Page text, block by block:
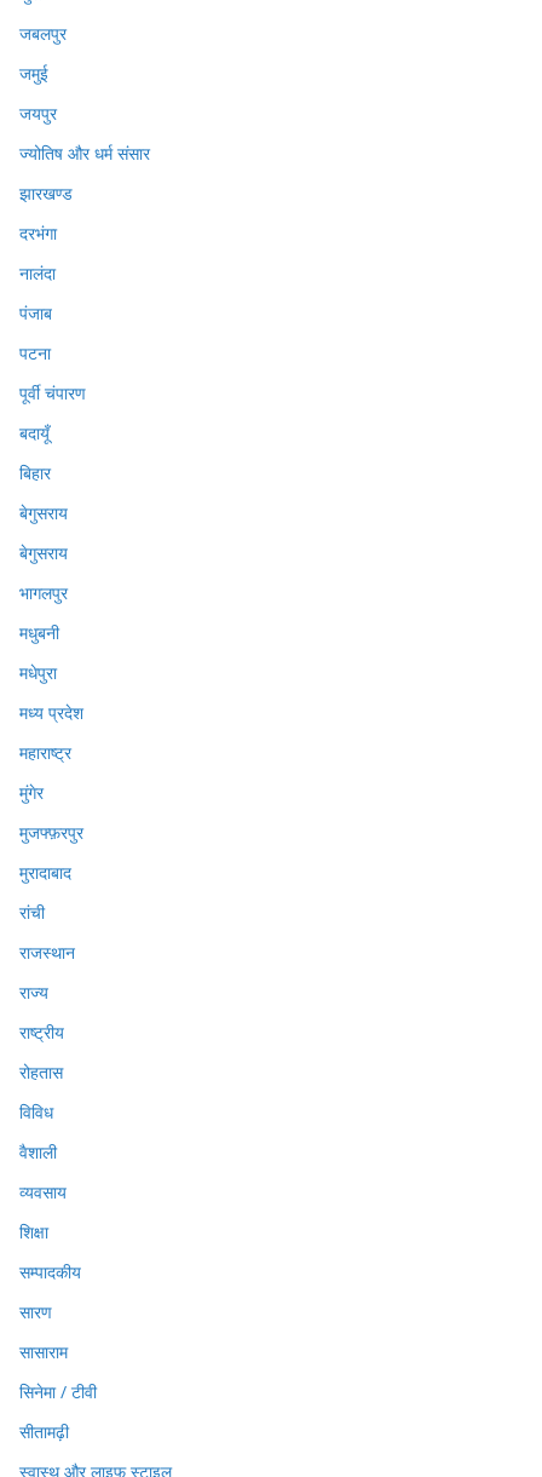
जबलपुर
जमुई
जयपुर
ज्योतिष और धर्म संसार
झारखण्ड
दरभंगा
नालंदा
पंजाब
पटना
पूर्वी चंपारण
बदायूँ
बिहार
बेगुसराय
बेगुसराय
भागलपुर
मधुबनी
मधेपुरा
मध्य प्रदेश
महाराष्ट्र
मुंगेर
मुजफ्फ़रपुर
मुरादाबाद
रांची
राजस्थान
राज्य
राष्ट्रीय
रोहतास
विविध
वैशाली
व्यवसाय
शिक्षा
सम्पादकीय
सारण
सासाराम
सिनेमा / टीवी
सीतामढ़ी
स्वास्थ और लाइफ स्टाइल